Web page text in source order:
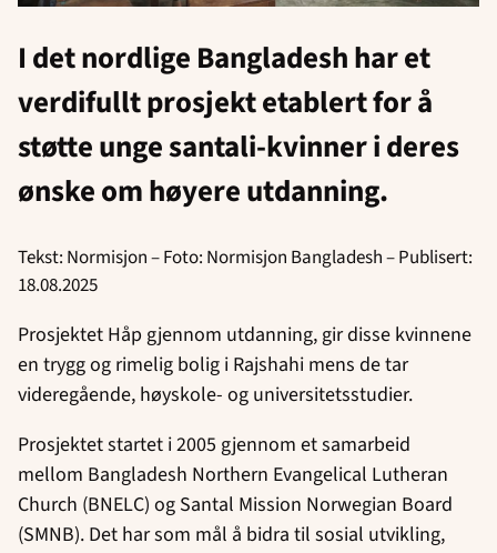
I det nordlige Bangladesh har et
verdifullt prosjekt etablert for å
støtte unge santali-kvinner i deres
ønske om høyere utdanning.
Tekst: Normisjon – Foto: Normisjon Bangladesh – Publisert:
18.08.2025
Prosjektet Håp gjennom utdanning, gir disse kvinnene
en trygg og rimelig bolig i Rajshahi mens de tar
videregående, høyskole- og universitetsstudier.
Prosjektet startet i 2005 gjennom et samarbeid
mellom Bangladesh Northern Evangelical Lutheran
Church (BNELC) og Santal Mission Norwegian Board
(SMNB). Det har som mål å bidra til sosial utvikling,